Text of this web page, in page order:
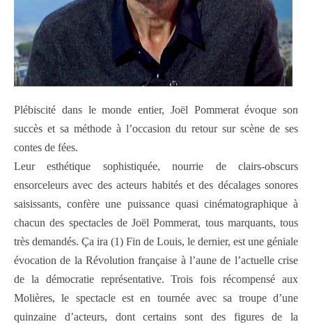
Plébiscité dans le monde entier, Joël Pommerat évoque son
succès et sa méthode à l’occasion du retour sur scène de ses
contes de fées.
Leur esthétique sophistiquée, nourrie de clairs-obscurs
ensorceleurs avec des acteurs habités et des décalages sonores
saisissants, confère une puissance quasi cinématographique à
chacun des spectacles de Joël Pommerat, tous marquants, tous
très demandés. Ça ira (1) Fin de Louis, le dernier, est une géniale
évocation de la Révolution française à l’aune de l’actuelle crise
de la démocratie représentative. Trois fois récompensé aux
Molières, le spectacle est en tournée avec sa troupe d’une
quinzaine d’acteurs, dont certains sont des figures de la